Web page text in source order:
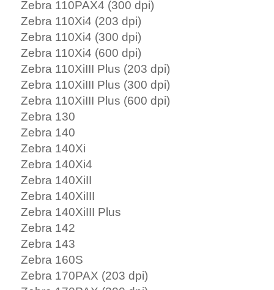
Zebra 110PAX4 (300 dpi)
Zebra 110Xi4 (203 dpi)
Zebra 110Xi4 (300 dpi)
Zebra 110Xi4 (600 dpi)
Zebra 110XiIII Plus (203 dpi)
Zebra 110XiIII Plus (300 dpi)
Zebra 110XiIII Plus (600 dpi)
Zebra 130
Zebra 140
Zebra 140Xi
Zebra 140Xi4
Zebra 140XiII
Zebra 140XiIII
Zebra 140XiIII Plus
Zebra 142
Zebra 143
Zebra 160S
Zebra 170PAX (203 dpi)